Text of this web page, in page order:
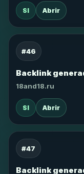
SI Abrir
#46
Backlink
18and18.ru
SI Abrir
#47
Backlink